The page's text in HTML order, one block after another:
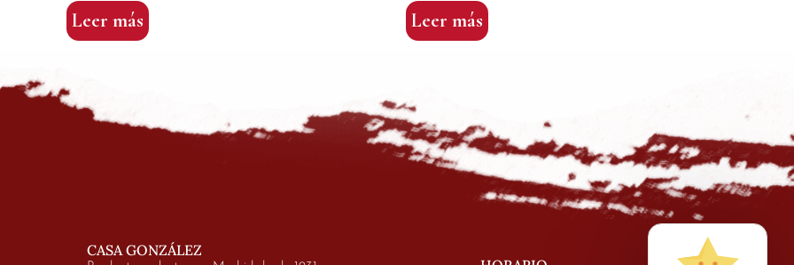
Leer más Leer más
CASA GONZÁLEZ